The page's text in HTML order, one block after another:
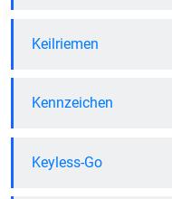
Keilriemen
Kennzeichen
Keyless-Go